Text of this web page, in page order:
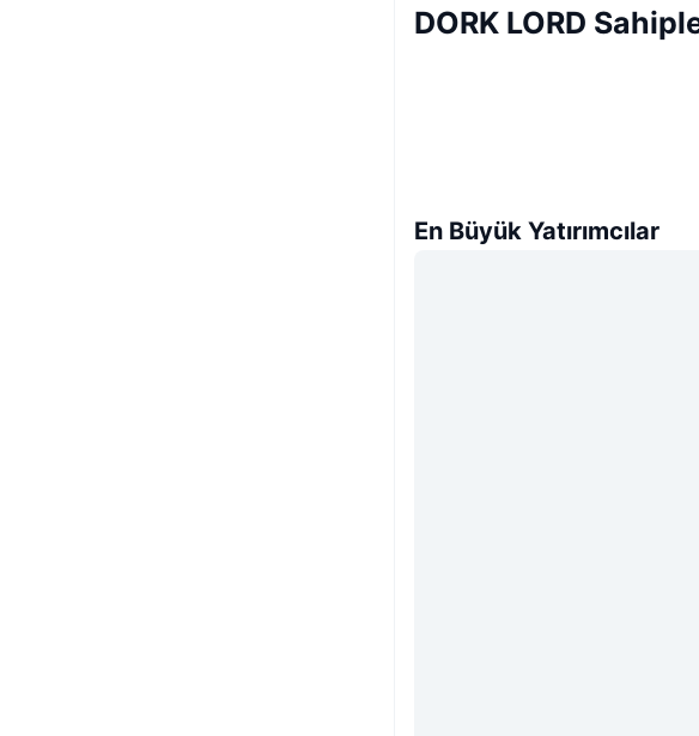
DORK LORD
En Büyük Yatırımcılar